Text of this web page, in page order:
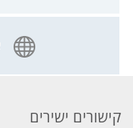
קישורים ישירים